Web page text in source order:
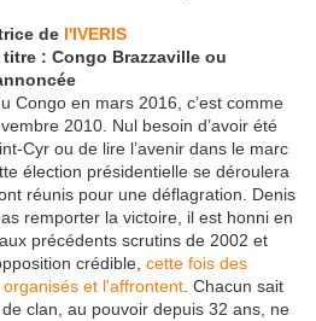
de l'IVERIS
: Congo Brazzaville ou
Congo en mars 2016, c’est comme
2010. Nul besoin d’avoir été
Cyr ou de lire l’avenir dans le marc
élection présidentielle se déroulera
réunis pour une déflagration. Denis
remporter la victoire, il est honni en
précédents scrutins de 2002 et
crédible, cette fois des
et l'affrontent . Chacun sait
clan, au pouvoir depuis 32 ans, ne